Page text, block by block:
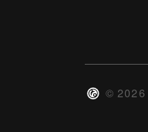
© 2026